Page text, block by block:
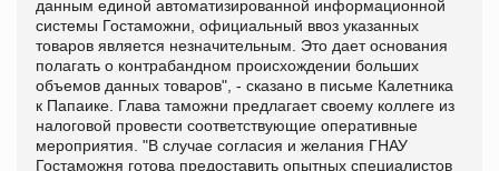
данным единой автоматизированной информационной
системы Гостаможни, официальный ввоз указанных
товаров является незначительным. Это дает основания
полагать о контрабандном происхождении больших
объемов данных товаров", - сказано в письме Калетника
к Папаике. Глава таможни предлагает своему коллеге из
налоговой провести соответствующие оперативные
мероприятия. "В случае согласия и желания ГНАУ
Гостаможня готова предоставить опытных специалистов